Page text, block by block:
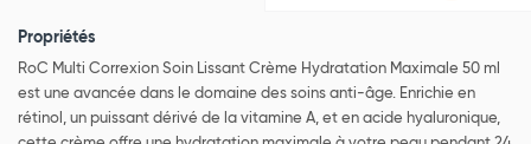
Propriétés
RoC Multi Correxion Soin Lissant Crème Hydratation Maximale 50 ml
est une avancée dans le domaine des soins anti-âge. Enrichie en
rétinol, un puissant dérivé de la vitamine A, et en acide hyaluronique,